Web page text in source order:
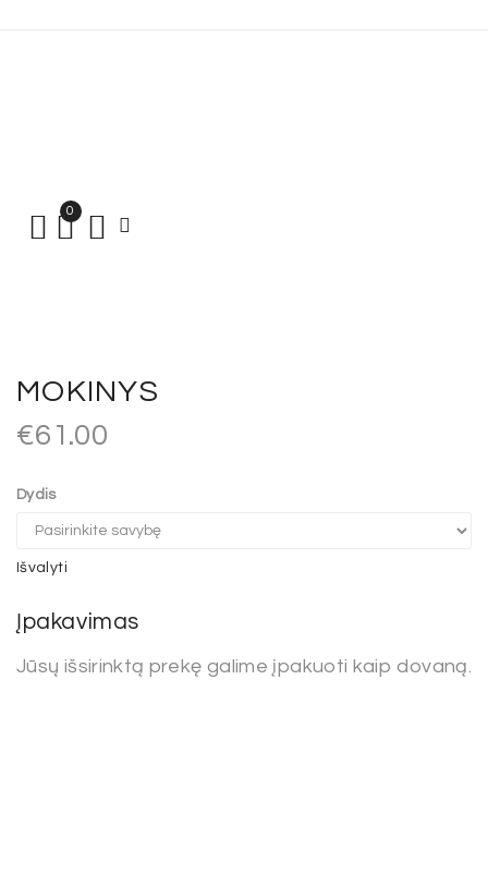
0
MOKINYS
€61.00
Dydis
Išvalyti
Įpakavimas
Jūsų išsirinktą prekę galime įpakuoti kaip dovaną.